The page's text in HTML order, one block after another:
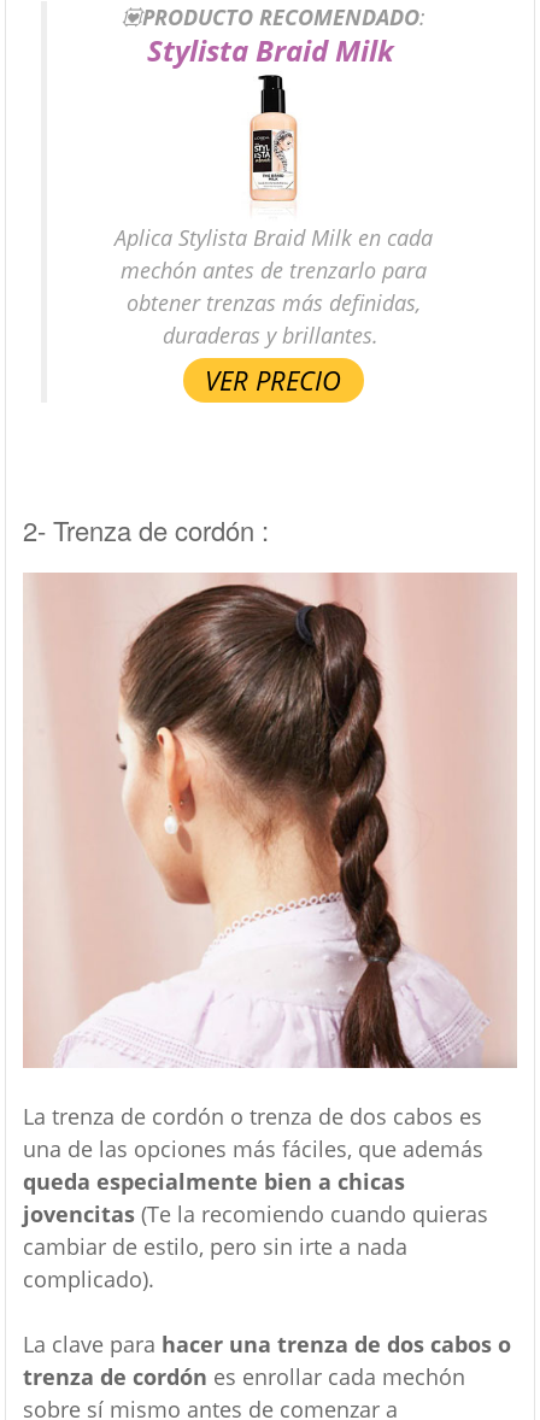
💟PRODUCTO RECOMENDADO:
Stylista Braid Milk
Aplica Stylista Braid Milk en cada
mechón antes de trenzarlo para
obtener trenzas más definidas,
duraderas y brillantes.
VER PRECIO
2- Trenza de cordón :
La trenza de cordón o trenza de dos cabos es
una de las opciones más fáciles, que además
queda especialmente bien a chicas
jovencitas(Te la recomiendo cuando quieras
cambiar de estilo, pero sin irte a nada
complicado).
La clave para hacer una trenza de dos cabos o
trenza de cordón es enrollar cada mechón
sobre sí mismo antes de comenzar a